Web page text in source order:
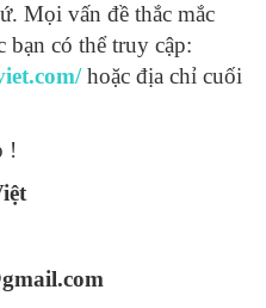
Mọi vấn đề thắc mắc
bạn có thể truy cập:
hoặc địa chỉ cuối
!